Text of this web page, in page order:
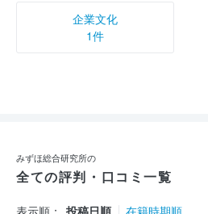
企業文化
1件
みずほ総合研究所の
全ての評判・口コミ一覧